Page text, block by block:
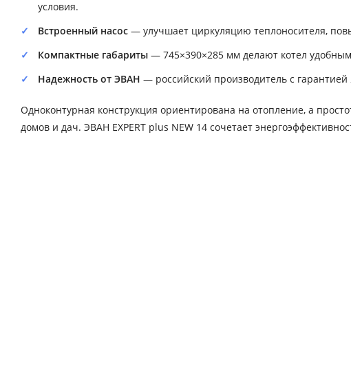
условия.
Встроенный насос — улучшает циркуляцию теплоносителя,
Компактные габариты — 745×390×285 мм делают котел
Надежность от ЭВАН — российский производитель с
Одноконтурная конструкция ориентирована на отопление, а
домов и дач. ЭВАН EXPERT plus NEW 14 сочетает